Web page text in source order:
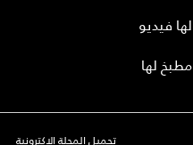
لها فيديو
مطبخ لها
تحميل المجلة الاكترونية